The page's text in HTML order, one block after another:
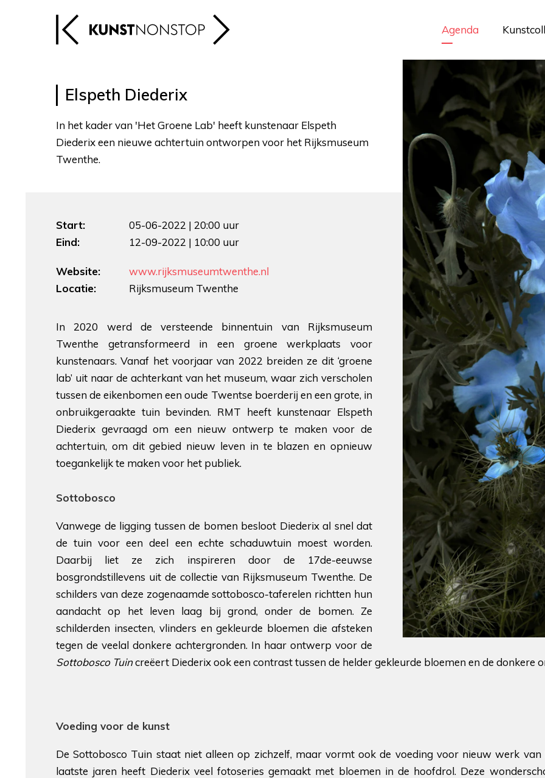
Agenda
Elspeth Diederix
In het kader van 'Het Groene Lab' heeft kunstenaar Elspeth
Diederix een nieuwe achtertuin ontworpen voor het Rijksmuseum
Twenthe.
Start:
05-06-2022 | 20:00 uur
Eind:
12-09-2022 | 10:00 uur
Website:
www.rijksmuseumtwenthe.nl
Locatie:
Rijksmuseum Twenthe
In 2020 werd de versteende binnentuin van Rijksmuseum
Twenthe getransformeerd in een groene werkplaats voor
kunstenaars. Vanaf het voorjaar van 2022 breiden ze dit ‘groene
lab’ uit naar de achterkant van het museum, waar zich verscholen
tussen de eikenbomen een oude Twentse boerderij en een grote, in
onbruikgeraakte tuin bevinden. RMT heeft kunstenaar Elspeth
Diederix gevraagd om een nieuw ontwerp te maken voor de
achtertuin, om dit gebied nieuw leven in te blazen en opnieuw
toegankelijk te maken voor het publiek.
Sottobosco
Vanwege de ligging tussen de bomen besloot Diederix al snel dat
de tuin voor een deel een echte schaduwtuin moest worden.
Daarbij liet ze zich inspireren door de 17de-eeuwse
bosgrondstillevens uit de collectie van Rijksmuseum Twenthe. De
schilders van deze zogenaamde sottobosco-taferelen richtten hun
aandacht op het leven laag bij grond, onder de bomen. Ze
schilderden insecten, vlinders en gekleurde bloemen die afsteken
tegen de veelal donkere achtergronden. In haar ontwerp voor de
Sottobosco Tuincreëert Diederix ook een contrast tussen de helder gekleurde bloemen en de donkere
Voeding voor de kunst
De Sottobosco Tuin staat niet alleen op zichzelf, maar vormt ook de voeding voor nieuw werk van
laatste jaren heeft Diederix veel fotoseries gemaakt met bloemen in de hoofdrol. Deze